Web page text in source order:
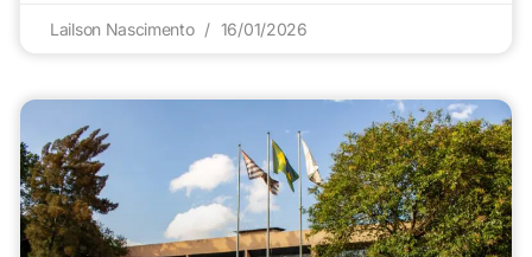
Lailson Nascimento 16/01/2026